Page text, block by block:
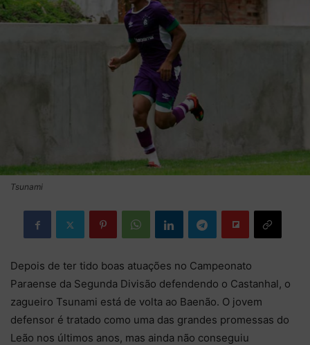
Tsunami
Depois de ter tido boas atuações no Campeonato
Paraense da Segunda Divisão defendendo o Castanhal, o
zagueiro Tsunami está de volta ao Baenão. O jovem
defensor é tratado como uma das grandes promessas do
Leão nos últimos anos, mas ainda não conseguiu